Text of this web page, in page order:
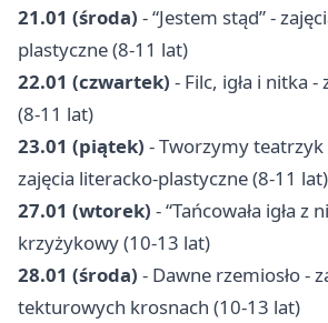
21.01 (środa) - “Jestem stąd” -
plastyczne (8-11 lat)
22.01 (czwartek) - Filc, igła i nitka
(8-11 lat)
23.01 (piątek) - Tworzymy
zajęcia literacko-plastyczne (8-11 lat)
27.01 (wtorek) - “Tańcowała igła z
krzyżykowy (10-13 lat)
28.01 (środa) - Dawne rzemiosło -
tekturowych krosnach (10-13 lat)